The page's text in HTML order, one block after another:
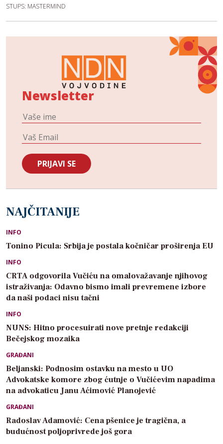
STUPS: MASTERMIND
Newsletter
NAJČITANIJE
INFO
Tonino Picula: Srbija je postala kočničar proširenja EU
INFO
CRTA odgovorila Vučiću na omalovažavanje njihovog
istraživanja: Odavno bismo imali prevremene izbore
da naši podaci nisu tačni
INFO
NUNS: Hitno procesuirati nove pretnje redakciji
Bečejskog mozaika
GRAĐANI
Beljanski: Podnosim ostavku na mesto u UO
Advokatske komore zbog ćutnje o Vučićevim napadima
na advokaticu Janu Aćimović Planojević
GRAĐANI
Radoslav Adamović: Cena pšenice je tragična, a
budućnost poljoprivrede još gora